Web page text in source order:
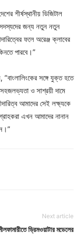
শীর্ষস্থানীয় ডিজিটাল
জন্য নতুন নতুন
ফলে অরেঞ্জ ক্লাবের
পারবে।”
সঙ্গে যুক্ত হতে
ও সাশ্রয়ী দামে
আমাদের সেই লক্ষ্যকে
এখন আমাদের নানান
Next article
ড্রিমওয়াটার মডেলের